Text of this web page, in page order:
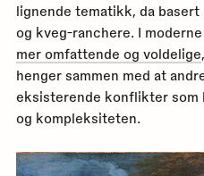
lignende tematikk, da
og kveg-ranchere. I
mer omfattende og voldelige
henger sammen med at
eksisterende konflikter som
og kompleksiteten.